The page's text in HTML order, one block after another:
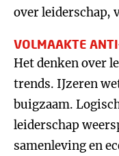
over leiderschap,
VOLMAAKTE
Het denken over
trends. IJzeren
buigzaam.
leiderschap
samenleving en